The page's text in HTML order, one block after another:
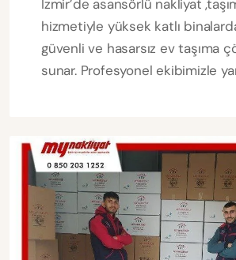
İzmir’de asansörlü nakliyat
hizmetiyle yüksek katlı binalarda
güvenli ve hasarsız ev taşıma
sunar. Profesyonel ekibimizle